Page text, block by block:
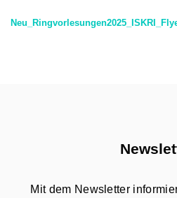
Mit dem Newsletter